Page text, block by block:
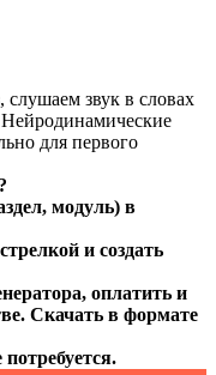
звук в словах
для первого
модуль) в
и создать
оплатить и
Скачать в формате